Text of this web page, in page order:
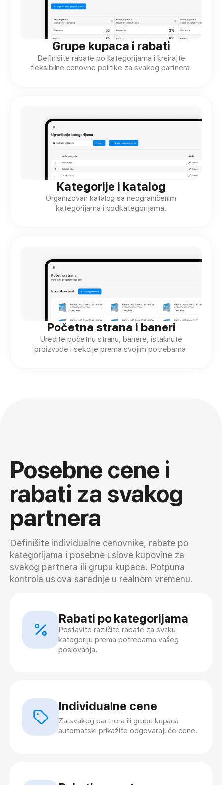
Grupe kupaca i rabati
Definišite rabate po kategorijama i kreirajte
fleksibilne cenovne politike za svakog partnera.
Kategorije i katalog
Organizovan katalog sa neograničenim
kategorijama i podkategorijama.
Početna strana i baneri
Uredite početnu stranu, banere, istaknute
proizvode i sekcije prema svojim potrebama.
Posebne cene i
rabati za svakog
partnera
Definišite individualne cenovnike, rabate po
kategorijama i posebne uslove kupovine za
svakog partnera ili grupu kupaca. Potpuna
kontrola uslova saradnje u realnom vremenu.
Rabati po kategorijama
Postavite različite rabate za svaku
kategoriju prema potrebama vašeg
poslovanja.
Individualne cene
Za svakog partnera ili grupu kupaca
automatski prikažite odgovarajuće cene.